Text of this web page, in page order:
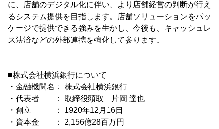
に、店舗のデジタル化に伴い、より店舗経営の判断が行え
るシステム提供を目指します。店舗ソリューションをパッ
ケージで提供できる強みを生かし、今後も、キャッシュレ
ス決済などの外部連携を強化して参ります。
■株式会社横浜銀行について
・金融機関名： 株式会社横浜銀行
・代表者 ： 取締役頭取 片岡 達也
・創立 ： 1920年12月16日
・資本金 ： 2,156億28百万円